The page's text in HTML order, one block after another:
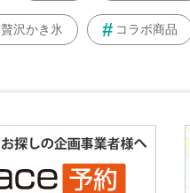
贅沢かき氷 コラボ商品